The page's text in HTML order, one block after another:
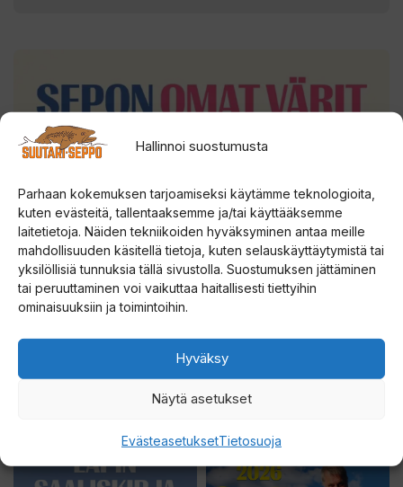
Hallinnoi suostumusta
Parhaan kokemuksen tarjoamiseksi käytämme teknologioita,
kuten evästeitä, tallentaaksemme ja/tai käyttääksemme
laitetietoja. Näiden tekniikoiden hyväksyminen antaa meille
mahdollisuuden käsitellä tietoja, kuten selauskäyttäytymistä tai
yksilöllisiä tunnuksia tällä sivustolla. Suostumuksen jättäminen
tai peruuttaminen voi vaikuttaa haitallisesti tiettyihin
ominaisuuksiin ja toimintoihin.
Hyväksy
Näytä asetukset
EvästeasetuksetTietosuoja